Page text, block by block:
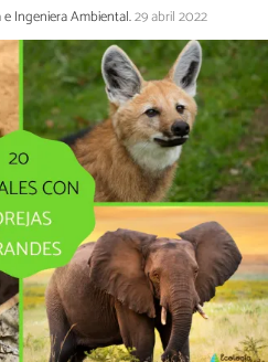
Ingeniera Ambiental.29 abril 2022